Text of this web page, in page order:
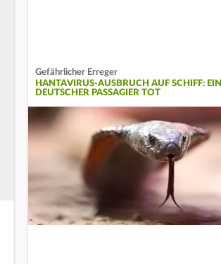
Gefährlicher Erreger
HANTAVIRUS-AUSBRUCH AUF SCHIFF: EIN
DEUTSCHER PASSAGIER TOT